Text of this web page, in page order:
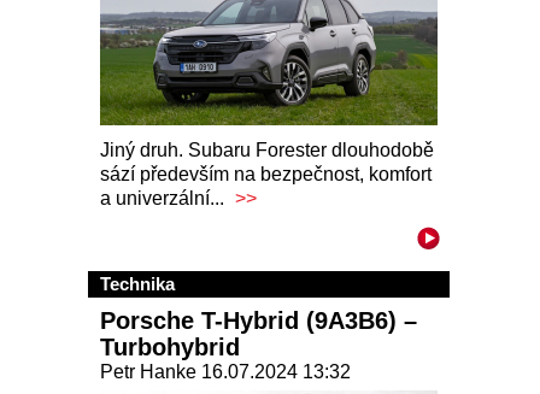
Jiný druh. Subaru Forester dlouhodobě
sází především na bezpečnost, komfort
a univerzální... >>
Technika
Porsche T-Hybrid (9A3B6) –
Turbohybrid
Petr Hanke 16.07.2024 13:32